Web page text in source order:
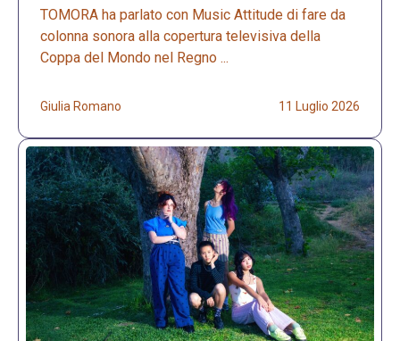
TOMORA ha parlato con Music Attitude di fare da
colonna sonora alla copertura televisiva della
Coppa del Mondo nel Regno ...
Giulia Romano 11 Luglio 2026